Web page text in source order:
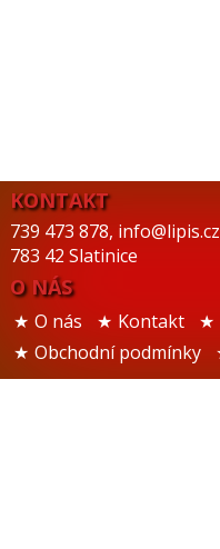
KONTAKT
739 473 878, info@lipis.cz
783 42 Slatinice
O NÁS
O nás Kontakt
Obchodní podmínky